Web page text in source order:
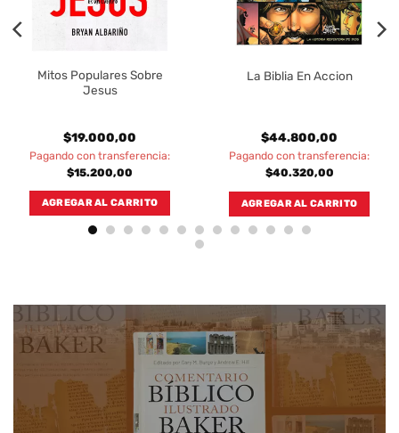
Mitos Populares Sobre
Jesus
$19.000,00
Pagando con transferencia:
$15.200,00
AGREGAR AL CARRITO
La Biblia En Accion
$44.800,00
Pagando con transferencia:
$40.320,00
AGREGAR AL CARRITO